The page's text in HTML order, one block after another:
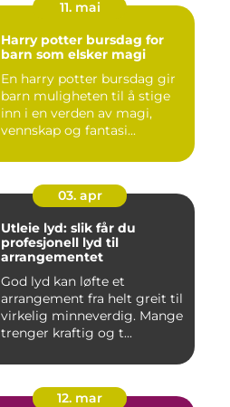
11. mai
Harry potter bursdag for
barn som elsker magi
En harry potter bursdag gir
barn muligheten til å stige
inn i en verden av magi,
vennskap og fantasi...
03. apr
Utleie lyd: slik får du
profesjonell lyd til
arrangementet
God lyd kan løfte et
arrangement fra helt greit til
virkelig minneverdig. Mange
trenger kraftig og t...
12. mar